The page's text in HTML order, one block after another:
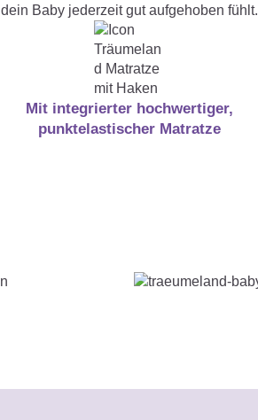
dein Baby jederzeit gut aufgehoben fühlt.
Mit integrierter hochwertiger,
punktelastischer Matratze